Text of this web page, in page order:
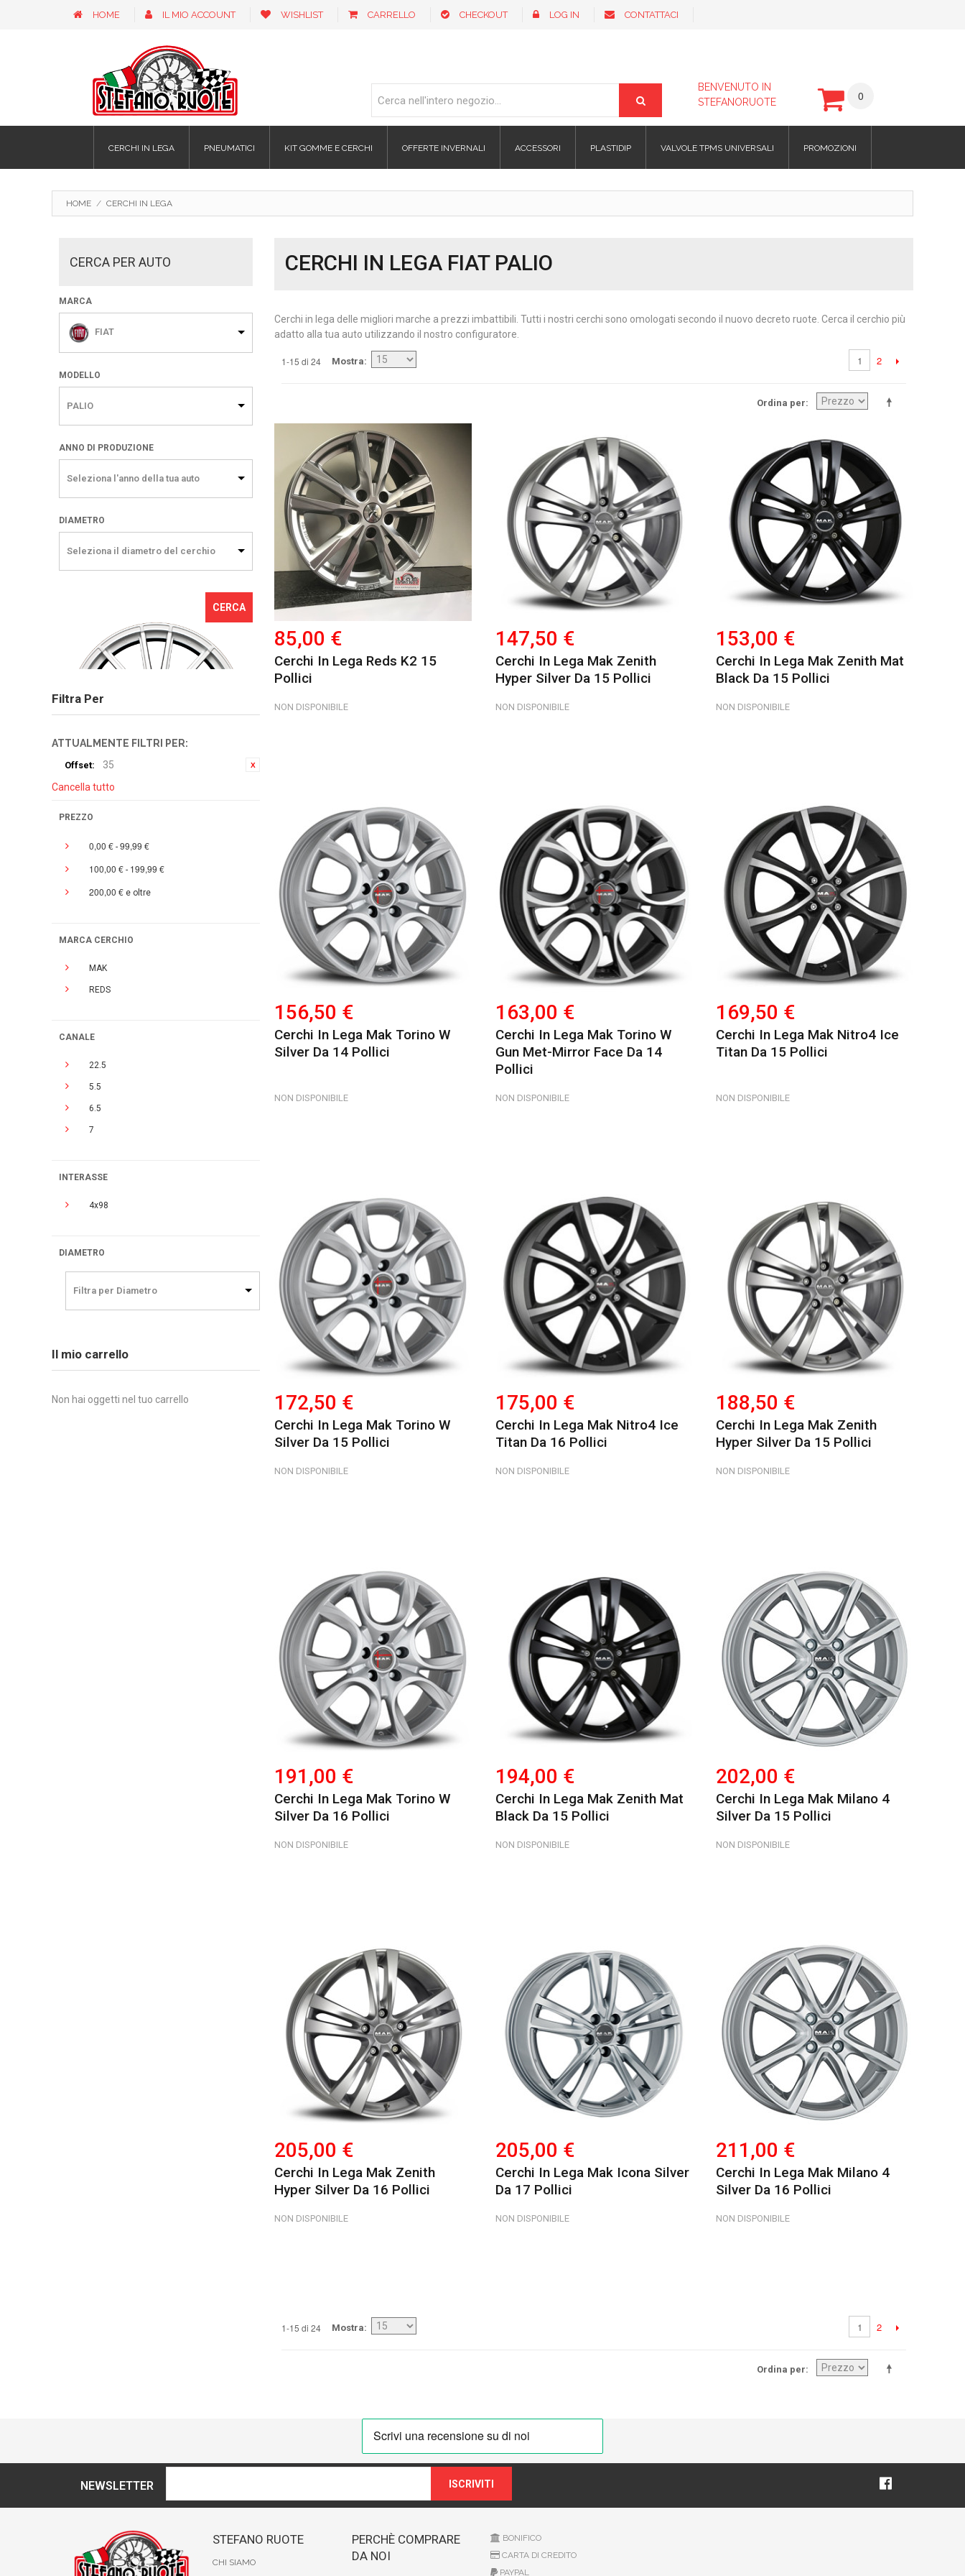
HOME IL MIO ACCOUNT WISHLIST CARRELLO CHECKOUT LOG IN CONTATTACI
BENVENUTO IN
STEFANORUOTE
0
CERCHI IN LEGA PNEUMATICI KIT GOMME E CERCHI OFFERTE INVERNALI ACCESSORI PLASTIDIP VALVOLE TPMS UNIVERSALI PROMOZIONI
HOME / CERCHI IN LEGA
CERCA PER AUTO
MARCA
FIAT
MODELLO
PALIO
ANNO DI PRODUZIONE
Seleziona l'anno della tua auto
DIAMETRO
Seleziona il diametro del cerchio
CERCA
Filtra Per
ATTUALMENTE FILTRI PER:
Offset:
35
Cancella tutto
PREZZO
0,00 € - 99,99 €
100,00 € - 199,99 €
200,00 € e oltre
MARCA CERCHIO
MAK
REDS
CANALE
22.5
5.5
6.5
7
INTERASSE
4x98
DIAMETRO
Filtra per Diametro
CERCHI IN LEGA FIAT PALIO
Cerchi in lega delle migliori marche a prezzi imbattibili. Tutti i nostri cerchi sono omologati secondo il nuovo decreto ruote. Cerca il cerchio più
adatto alla tua auto utilizzando il nostro configuratore.
1-15 di 24 Mostra 1 2
Ordina per
85,00 €
Cerchi In Lega Reds K2 15
Pollici
NON DISPONIBILE
147,50 €
Cerchi In Lega Mak Zenith
Hyper Silver Da 15 Pollici
NON DISPONIBILE
153,00 €
Cerchi In Lega Mak Zenith Mat
Black Da 15 Pollici
NON DISPONIBILE
156,50 €
Cerchi In Lega Mak Torino W
Silver Da 14 Pollici
NON DISPONIBILE
163,00 €
Cerchi In Lega Mak Torino W
Gun Met-Mirror Face Da 14
Pollici
NON DISPONIBILE
169,50 €
Cerchi In Lega Mak Nitro4 Ice
Titan Da 15 Pollici
NON DISPONIBILE
172,50 €
Cerchi In Lega Mak Torino W
Silver Da 15 Pollici
NON DISPONIBILE
175,00 €
Cerchi In Lega Mak Nitro4 Ice
Titan Da 16 Pollici
NON DISPONIBILE
188,50 €
Cerchi In Lega Mak Zenith
Hyper Silver Da 15 Pollici
NON DISPONIBILE
191,00 €
Cerchi In Lega Mak Torino W
Silver Da 16 Pollici
NON DISPONIBILE
194,00 €
Cerchi In Lega Mak Zenith Mat
Black Da 15 Pollici
NON DISPONIBILE
202,00 €
Cerchi In Lega Mak Milano 4
Silver Da 15 Pollici
NON DISPONIBILE
205,00 €
Cerchi In Lega Mak Zenith
Hyper Silver Da 16 Pollici
NON DISPONIBILE
205,00 €
Cerchi In Lega Mak Icona Silver
Da 17 Pollici
NON DISPONIBILE
211,00 €
Cerchi In Lega Mak Milano 4
Silver Da 16 Pollici
NON DISPONIBILE
1-15 di 24 Mostra 1 2
Ordina per
Il mio carrello
Non hai oggetti nel tuo carrello
NEWSLETTER ISCRIVITI
STEFANO RUOTE
CHI SIAMO
PERCHÈ COMPRARE
DA NOI
BONIFICO
CARTA DI CREDITO
PAYPAL